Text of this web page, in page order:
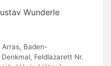
Wunderle
Arras, Baden-
Denkmal, Feldlazarett Nr.